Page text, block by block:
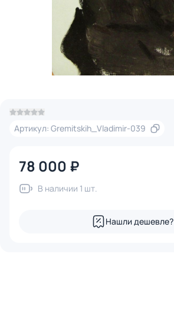
Артикул: Gremitskih_Vladimir-039
78 000 ₽
В наличии 1 шт.
Нашли дешевле?